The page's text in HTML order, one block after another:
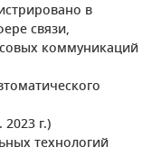
в
связи,
коммуникаций
г.)
технологий